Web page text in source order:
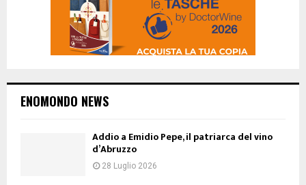
ENOMONDO NEWS
Addio a Emidio Pepe, il patriarca del vino
d’Abruzzo
28 Luglio 2026